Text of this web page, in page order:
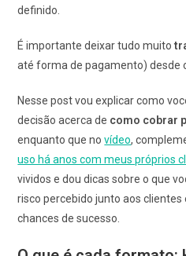
definido.
É importante deixar tudo muito
até forma de pagamento) desde
Nesse post vou explicar como
decisão acerca de como cobrar
enquanto que novídeo,
uso há anos com meus próprios
vividos e dou dicas sobre o que
risco percebido junto aos
chances de sucesso.